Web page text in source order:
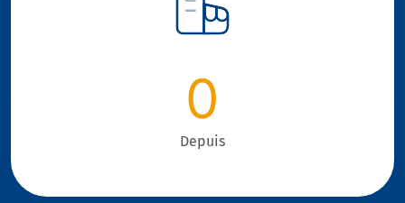
0
Depuis